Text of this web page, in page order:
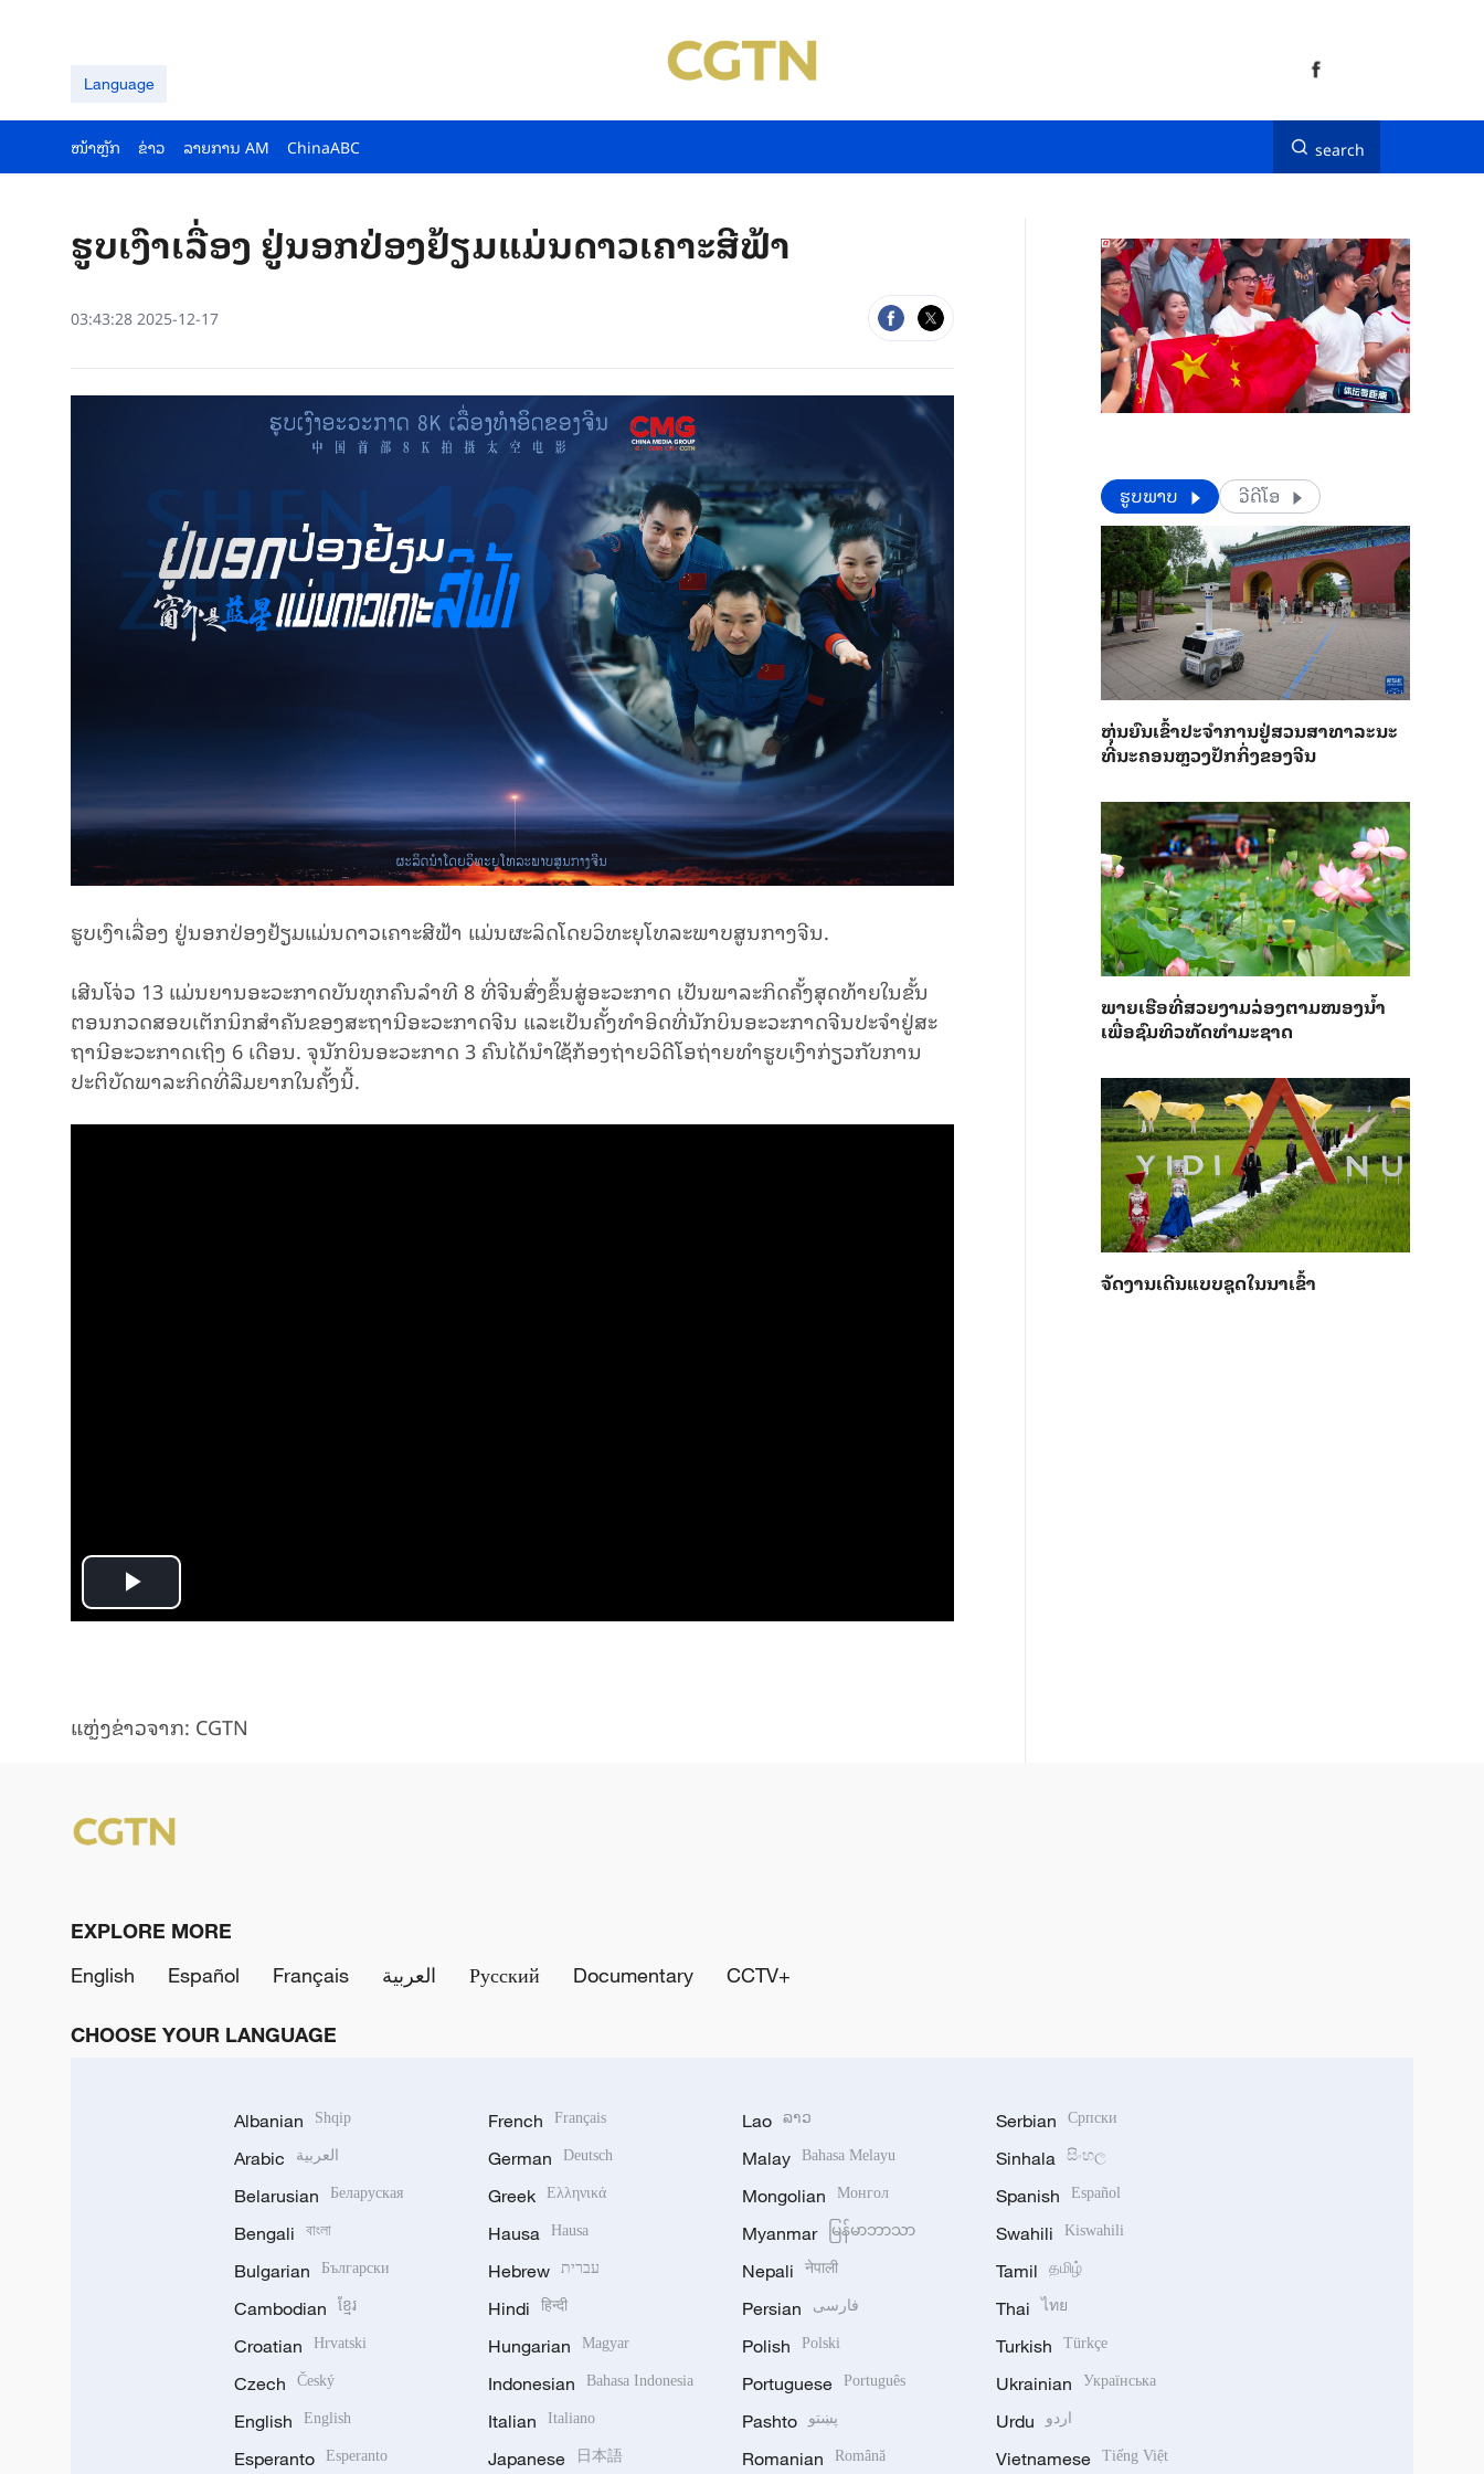
Language
ໜ້າຫຼັກ ຂ່າວ ລາຍ​ການ AM ChinaABC search
ຮູບ​ເງົາ​ເລື່ອງ ຢູ່ນອກປ່ອງຢ້ຽມແມ່ນດາວເຄາະສີຟ້າ
03:43:28 2025-12-17
ຮູບ​ເງົາ​ເລື່ອງ ຢູ່ນອກປ່ອງຢ້ຽມແມ່ນດາວເຄາະສີຟ້າ ແມ່ນ​ຜະ​ລິດ​ໂດຍ​ວິ​ທະ​ຍຸ​ໂທ​ລະ​ພາບ​ສູນ​ກາ​ງ​ຈີນ.
​ເສີນ​ໂຈ່ວ 13 ແມ່ນ​ຍານອ​ະວະກາດບັນ​ທຸກ​ຄົນ​ລຳທີ 8 ທີ່ຈີນ​ສົ່ງຂຶ້ນ​ສູ່​ອະ​ວະ​ກາດ ເປັນ​ພາ​ລະ​ກິດ​ຄັ້ງສຸດທ້າຍໃນຂັ້ນ
ຕອນ​ກວດ​ສອບເຕັກນິກສຳ​ຄັນຂອງສະຖານີອ​ະວະກາດຈີນ ແລະເປັນຄັ້ງທໍາອິດທີ່ນັກ​ບິນ​ອະວະກາດຈີນປະຈໍາຢູ່​ສະ​
ຖາ​ນີອະວະກາດເຖິງ 6 ເດືອນ. ຈຸນັກບິນອະວະກາດ 3 ຄົນໄດ້ນຳໃຊ້ກ້ອງຖ່າຍວິດີໂອຖ່າຍທຳຮູບເງົາກ່ຽວກັບການ
ປະຕິບັດພາລະກິດທີ່ລືມຍາກໃນຄັ້ງນີ້.
Play
ແຫຼ່ງ​ຂ່າວ​ຈາກ: CGTN
​​ຮູບພາບ ວີດີໂອ
​ຫຸ່ນ​ຍົນ​ເຂົ້າ​ປະ​ຈຳ​ການ​ຢູ່​ສວນ​ສາ​ທາ​ລະ​ນະ​
ທີ່​ນະ​ຄອນຫຼວງ​ປັກ​ກິ່ງ​ຂອງ​ຈີນ
ພາຍ​ເຮືອທີ່​ສວຍ​ງາມ​ລ່ອງ​ຕາມ​​ໜອງນ້ຳ​​
ຈັດງານເດີນແບບຊຸດໃນນາເຂົ້າ
EXPLORE MORE
English
Español Français العربية Русский Documentary CCTV+
CHOOSE YOUR LANGUAGE
Albanian Shqip
Arabic العربية
Belarusian Беларуская
Bengali বাংলা
Bulgarian Български
Cambodian ខ្មែរ
Croatian Hrvatski
Czech Český
English English
Esperanto Esperanto
French Français
German Deutsch
Greek Ελληνικά
Hausa Hausa
Hebrew עברית
Hindi हिन्दी
Hungarian Magyar
Indonesian Bahasa Indonesia
Italian Italiano
Japanese 日本語
Lao ລາວ
Malay Bahasa Melayu
Mongolian Монгол
Myanmar မြန်မာဘာသာ
Nepali नेपाली
Persian فارسی
Polish Polski
Portuguese Português
Pashto پښتو
Romanian Română
Serbian Српски
Sinhala සිංහල
Spanish Español
Swahili Kiswahili
Tamil தமிழ்
Thai ไทย
Turkish Türkçe
Ukrainian Українська
Urdu اردو
Vietnamese Tiếng Việt